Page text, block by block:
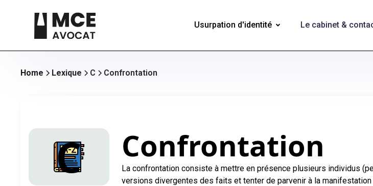
Usurpation d'identité Le cabinet &
Home Lexique C Confrontation
C Confrontation
La confrontation consiste à mettre en présence plusieurs individus
versions divergentes des faits et tenter de parvenir à la